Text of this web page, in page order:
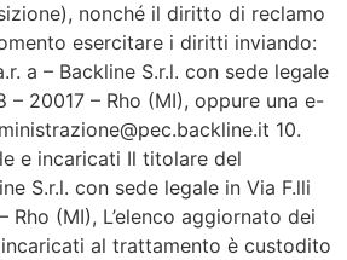
nonché il diritto di reclamo
esercitare i diritti inviando:
a – Backline S.r.l. con sede legale
– 20017 – Rho (MI), oppure una e-
10.
e incaricati Il titolare del
S.r.l. con sede legale in Via F.lli
Rho (MI), L’elenco aggiornato dei
al trattamento è custodito